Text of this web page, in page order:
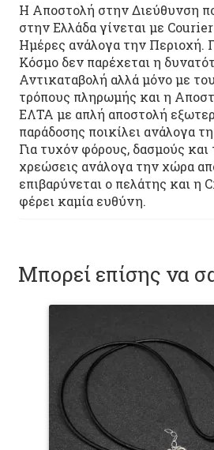
Η Αποστολή στην Διεύθυνση
στην Ελλάδα γίνεται με
Ημέρες ανάλογα την Περιοχή.
Κόσμο δεν παρέχεται η
Αντικαταβολή αλλά μόνο με
τρόπους πληρωμής και η
ΕΛΤΑ με απλή αποστολή
παράδοσης ποικίλει ανάλογα
Για τυχόν φόρους, δασμούς
χρεώσεις ανάλογα την χώρα
επιβαρύνεται ο πελάτης και η
φέρει καμία ευθύνη.
Μπορεί επίσης να